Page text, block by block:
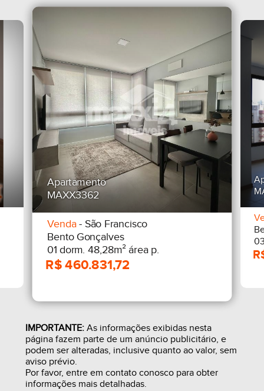
Apartamento
MAXX3362
Venda- São Francisco
Bento Gonçalves
01 dorm. 48,28m² área p.
IMPORTANTE:As informações exibidas nesta
página fazem parte de um anúncio publicitário, e
podem ser alteradas, inclusive quanto ao valor, sem
aviso prévio.
Por favor, entre em contato conosco para obter
informações mais detalhadas.